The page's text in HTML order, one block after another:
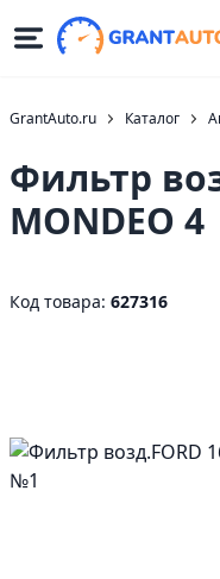
GrantAuto.ru Каталог
Фильтр
MONDEO 4
Код товара: 627316